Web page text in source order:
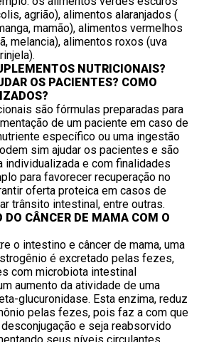
agrião), alimentos alaranjados (
mamão), alimentos vermelhos
melancia), alimentos roxos (uva
NUTRICIONAIS?
OS PACIENTES? COMO
são fórmulas preparadas para
de um paciente em caso de
específico ou uma ingestão
sim ajudar os pacientes e são
individualizada e com finalidades
para favorecer recuperação no
oferta proteica em casos de
trânsito intestinal, entre outras.
DO CÂNCER DE MAMA COM O
o intestino e câncer de mama, uma
é excretado pelas fezes,
com microbiota intestinal
aumento da atividade de uma
glucuronidase. Esta enzima, reduz
pelas fezes, pois faz a com que
e seja reabsorvido